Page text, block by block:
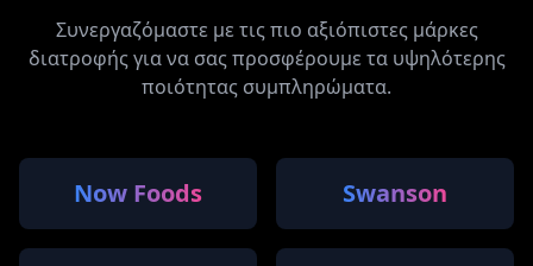
Συνεργαζόμαστε με τις πιο αξιόπιστες μάρκες
διατροφής για να σας προσφέρουμε τα υψηλότερης
ποιότητας συμπληρώματα.
Now Foods Swanson